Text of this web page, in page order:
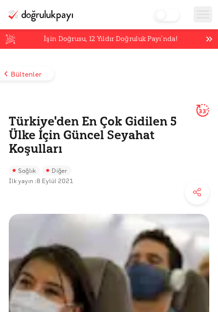
İşin Doğrusu,12 Yıldır Doğruluk Payı’nda!
Bültenler
Türkiye'den En Çok Gidilen 5
Ülke İçin Güncel Seyahat
Koşulları
33'
Sağlık Diğer
İlk yayın :8 Eylül 2021